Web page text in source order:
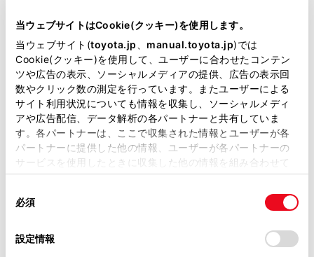
当ウェブサイトはCookie(クッキー)を使用します。
当ウェブサイト(toyota.jp manual.toyota.jp)では
Cookie(クッキー)を使用して、ユーザーに合わせたコンテン
ツや広告の表示、ソーシャルメディアの提供、広告の表示回
数やクリック数の測定を行っています。またユーザーによる
サイト利用状況についても情報を収集し、ソーシャルメディ
アや広告配信、データ解析の各パートナーと共有していま
す。各パートナーは、ここで収集された情報とユーザーが各
パートナーに提供した他の情報、ユーザーが各パートナーの
サービスを使用したときに収集した他の情報を組み合わせて
使用することがあります。当ウェブサイトの使用を続行する
デバイスにすべてのCookie(クッキー)が保存されることに同
意したことになります。Cookie(クッキー)のオプトアウト、
必須
設定情報
bZ4X Z
-
2WD FF
アティチュードブラックマイカ